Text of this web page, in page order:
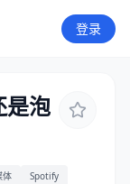
登录
泡
体 Spotify